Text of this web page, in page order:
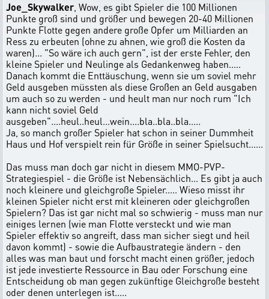
Joe_Skywalker , Wow, es gibt Spieler die 100 Millionen
Punkte groß sind und größer und bewegen 20-40 Millionen
Punkte Flotte gegen andere große Opfer um Milliarden an
Ress zu erbeuten (ohne zu ahnen, wie groß die Kosten da
waren)... "So wäre ich auch gern", ist der erste Fehler, den
kleine Spieler und Neulinge als Gedankenweg haben.....
Danach kommt die Enttäuschung, wenn sie um soviel mehr
Geld ausgeben müssten als diese Großen an Geld ausgaben
um auch so zu werden - und heult man nur noch rum "Ich
kann nicht soviel Geld
ausgeben"....heul..heul...wein....bla..bla..bla.....
Ja, so manch großer Spieler hat schon in seiner Dummheit
Haus und Hof verspielt rein für Größe in seiner Spielsucht......
Das muss man doch gar nicht in diesem MMO-PVP-
Strategiespiel - die Größe ist Nebensächlich... Es gibt ja auch
noch kleinere und gleichgroße Spieler..... Wieso misst ihr
kleinen Spieler nicht erst mit kleineren oder gleichgroßen
Spielern? Das ist gar nicht mal so schwierig - muss man nur
einiges lernen (wie man Flotte versteckt und wie man
Spieler effektiv so angreift, dass man sicher siegt und heil
davon kommt) - sowie die Aufbaustrategie ändern - den
alles was man baut und forscht macht einen größer, jedoch
ist jede investierte Ressource in Bau oder Forschung eine
Entscheidung ob man gegen zukünftige Gleichgroße besteht
oder denen unterlegen ist.....